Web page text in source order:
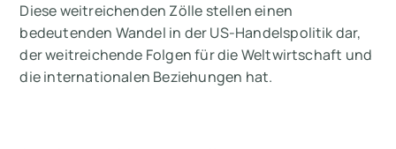
Diese weitreichenden Zölle stellen einen
bedeutenden Wandel in der US-Handelspolitik dar,
der weitreichende Folgen für die Weltwirtschaft und
die internationalen Beziehungen hat.